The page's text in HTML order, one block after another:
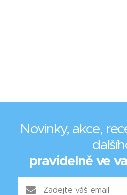
Novinky, akce,
pravidelně ve